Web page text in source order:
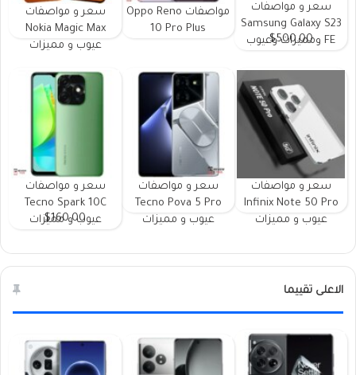
سعر و مواصفات
Samsung Galaxy S23
FE ومميزات وعيوب
$500.00
مواصفات Oppo Reno
10 Pro Plus
سعر و مواصفات
Nokia Magic Max
عيوب و مميزات
سعر و مواصفات
Infinix Note 50 Pro
عيوب و مميزات
سعر و مواصفات
Tecno Pova 5 Pro
عيوب و مميزات
سعر و مواصفات
Tecno Spark 10C
عيوب و مميزات
$160.00
الاعلى تقييما